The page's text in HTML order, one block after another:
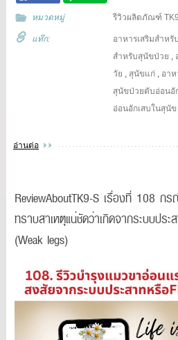
หมวดหมู่ รีวิวผลิตภัณฑ์
แท๊ก: อาหารเสริมสำห
สำหรับสุนัขป่วย ,
วัย , สุนัขแก่ , อา
สุนัขป่วยตับอ่อนอั
อ่อนอักเสบในสุนัข
อ่านต่อ
ReviewAboutTK9-S เรื่องที่ 108 ก
ทราบสาเหตุแน่ชัดว่าเกิดจากระบบปร
(Weak legs)